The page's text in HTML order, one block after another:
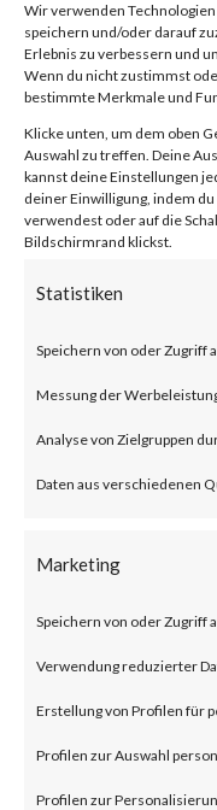
Wir verwenden
speichern und/oder darauf
Erlebnis zu verbessern und
Wenn du nicht zustimmst
bestimmte Merkmale und
Klicke unten, um dem oben
Auswahl zu treffen. Deine
kannst deine Einstellungen
deiner Einwilligung, indem
verwendest oder auf die
Bildschirmrand klickst.
Statistiken
Speichern von oder Zugriff
Messung der
Analyse von Zielgruppen
Daten aus verschiedenen
Marketing
Speichern von oder Zugriff
Verwendung reduzierter
Erstellung von Profilen für
Profilen zur Auswahl
Profilen zur
for file
and
What is the
WinRAR
The
actors to
the same
(some refer
the file
script in
Why is this